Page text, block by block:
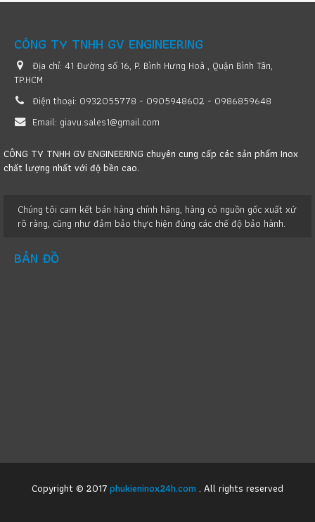
CÔNG TY TNHH GV ENGINEERING
Địa chỉ: 41 Đường số 16, P. Bình Hưng Hoà , Quận Bình Tân,
TP.HCM
Điện thoại: 0932055778 - 0905948602 - 0986859648
Email: giavu.sales1@gmail.com
CÔNG TY TNHH GV ENGINEERING chuyên cung cấp các sản phẩm Inox
chất lượng nhất với độ bền cao.
Chúng tôi cam kết bán hàng chính hãng, hàng có nguồn gốc xuất xứ
rõ ràng, cũng như đảm bảo thực hiện đúng các chế độ bảo hành.
BẢN ĐỒ
Copyright © 2017phukieninox24h.com. All rights reserved